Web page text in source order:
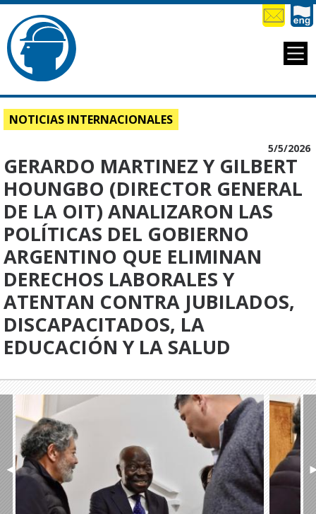
NOTICIAS INTERNACIONALES
5/5/2026
GERARDO MARTINEZ Y GILBERT
HOUNGBO (DIRECTOR GENERAL
DE LA OIT) ANALIZARON LAS
POLÍTICAS DEL GOBIERNO
ARGENTINO QUE ELIMINAN
DERECHOS LABORALES Y
ATENTAN CONTRA JUBILADOS,
DISCAPACITADOS, LA
EDUCACIÓN Y LA SALUD
◄